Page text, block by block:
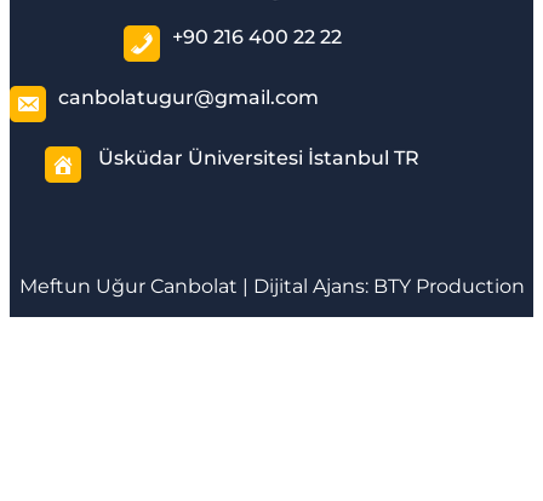
+90 216 400 22 22
canbolatugur@gmail.com
Üsküdar Üniversitesi İstanbul TR
Meftun Uğur Canbolat | Dijital Ajans: BTY Production